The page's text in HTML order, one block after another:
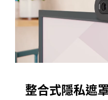
整合式隱私遮